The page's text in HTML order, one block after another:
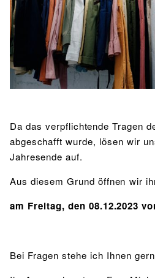
BIBLIOTHEK
Bibliothek Bibliothekskatalog
Lehrmittelfreiheit
Food Scouts
FAQs
SPORT
Sport als Leistungsfach
Fachschaft
JtfO
Da das verpflichtende Tragen
abgeschafft wurde, lösen wir
Jahresende auf.
Aus diesem Grund öffnen wir
am Freitag, den 08.12.2023
Bei Fragen stehe ich Ihnen